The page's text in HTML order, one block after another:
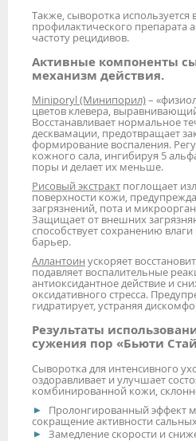
Также, сыворотка используется
профилактического препарата
частоту рецидивов.
Активные компоненты
механизм действия.
Miniporyl (Минипорил)–
цветов клевера,
Восстанавливает нормальное
десквамации, предотвращает
формирование воспаления.
кожного сала, ингибируя 5
поры и делает их меньше.
Рисовый экстракт поглощает
поверхности кожи,
загрязнений, пота и
Защищает от внешних
способствует сохранению
барьер.
Аллантоин ускоряет
подавляет воспалительные
антиоксидантное действие и
оксидативного стресса.
гидратирует, устраняя
Результаты
сужения пор «Бьюти
Сыворотка для интенсивного
оздоравливает и улучшает
комбинированной кожи,
Пролонгированный эффект
сокращение активности
Замедление скорости и